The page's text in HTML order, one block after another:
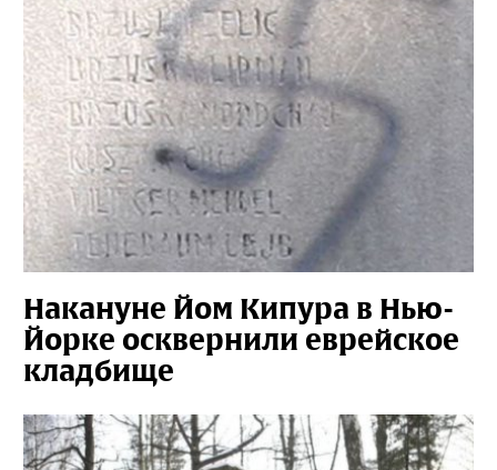
Накануне Йом Кипура в Нью-
Йорке осквернили еврейское
кладбище